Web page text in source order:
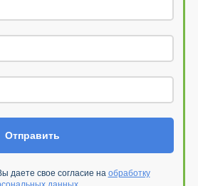
Отправить
даете свое согласие на обработку